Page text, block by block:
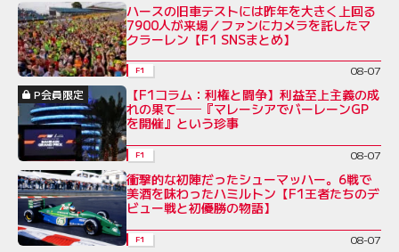
ハースの旧車テストには昨年を大きく上回る
7900人が来場／ファンにカメラを託したマ
クラーレン【F1 SNSまとめ】
F1
08-07
P会員限定
【F1コラム：利権と闘争】利益至上主義の成
れの果て──『マレーシアでバーレーンGP
を開催』という珍事
F1 08-07
衝撃的な初陣だったシューマッハー。6戦で
美酒を味わったハミルトン【F1王者たちのデ
ビュー戦と初優勝の物語】
F1 08-07